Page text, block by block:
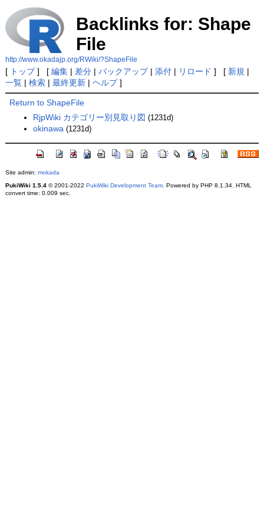
Backlinks for: Shape
File
http://www.okadajp.org/RWiki/?ShapeFile
[ トップ] [ 編集| 差分| バックアップ| 添付| リロード ] [ 新規 |
一覧| 検索| 最終更新| ヘルプ]
Return to ShapeFile
RjpWiki カテゴリー別見取り図 (1231d)
okinawa (1231d)
Site admin: mokada
PukiWiki 1.5.4© 2001-2022 PukiWiki Development Team. Powered by PHP 8.1.34. HTML
convert time: 0.009 sec.